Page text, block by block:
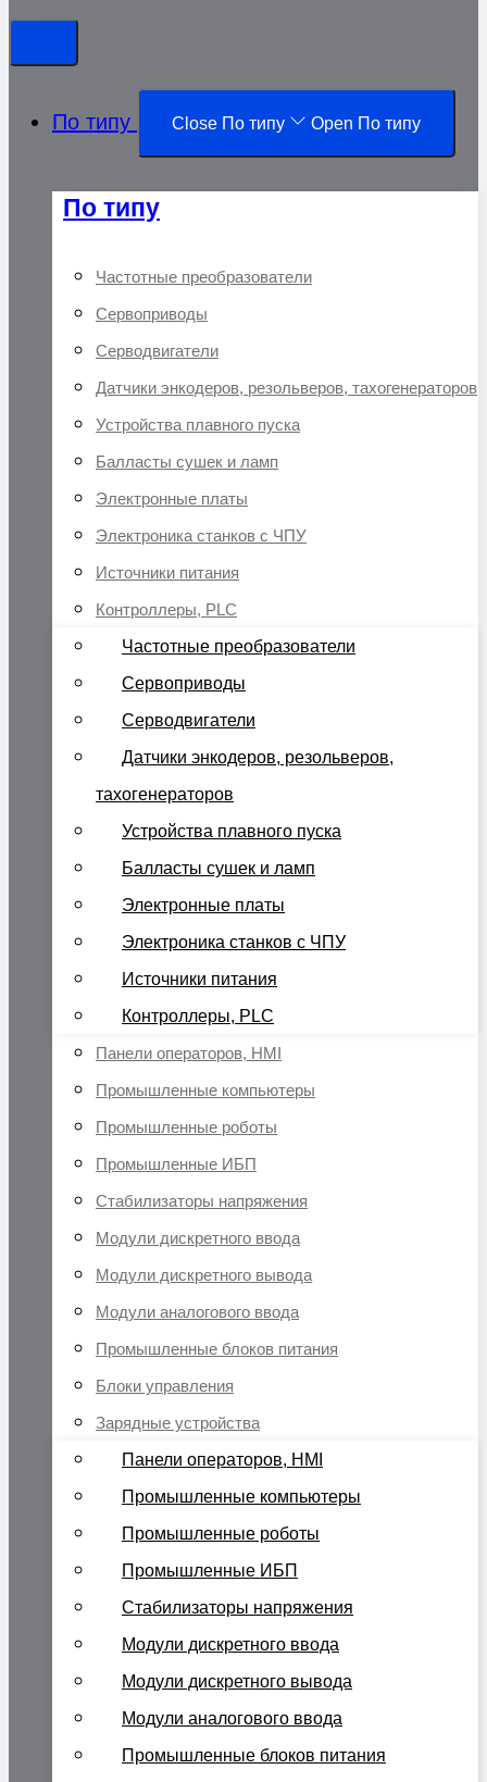
По типу Close По типу Open По типу
По типу
Частотные преобразователи
Сервоприводы
Серводвигатели
Датчики энкодеров, резольверов, тахогенераторов
Устройства плавного пуска
Балласты сушек и ламп
Электронные платы
Электроника станков с ЧПУ
Источники питания
Контроллеры, PLC
Частотные преобразователи
Сервоприводы
Серводвигатели
Датчики энкодеров, резольверов,
тахогенераторов
Устройства плавного пуска
Балласты сушек и ламп
Электронные платы
Электроника станков с ЧПУ
Источники питания
Контроллеры, PLC
Панели операторов, HMI
Промышленные компьютеры
Промышленные роботы
Промышленные ИБП
Стабилизаторы напряжения
Модули дискретного ввода
Модули дискретного вывода
Модули аналогового ввода
Промышленные блоков питания
Блоки управления
Зарядные устройства
Панели операторов, HMI
Промышленные компьютеры
Промышленные роботы
Промышленные ИБП
Стабилизаторы напряжения
Модули дискретного ввода
Модули дискретного вывода
Модули аналогового ввода
Промышленные блоков питания